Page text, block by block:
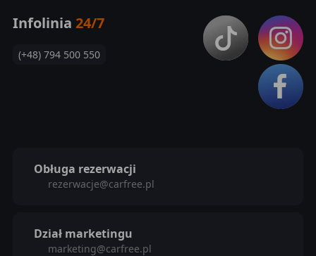
Infolinia 24/7
(+48) 794 500 550
Obługa rezerwacji
rezerwacje@carfree.pl
Dział marketingu
marketing@carfree.pl